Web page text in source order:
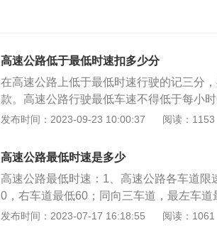
高速公路低于最低时速扣多少分
在高速公路上低于最低时速行驶的记三分
款。高速公路行驶最低车速不得低于每小
公路上，车辆的速度低于每小时60公里，
办法》第十一条，机动车驾驶人有下列交
驾驶校车、公路客运汽车、旅游客运汽车
车载人超过核定人数百分之二十以上未达
型以上载客载货汽车、危险物品运输车辆
以外的道路上行驶超过规定时速百分之二
发布时间：2023-09-23 10:00:37 阅读：1153
高速公路最低时速是多少
高速公路最低时速：1、高速公路各车道
0，右车道最低60；同向三车道，最左车
道最低60。2、小型载客汽车在高速公路上
发布时间：2023-07-17 16:18:55 阅读：1061